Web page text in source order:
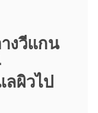
างวีแกน
ผิวไป